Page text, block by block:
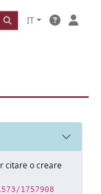
IT
citare o creare
1757908